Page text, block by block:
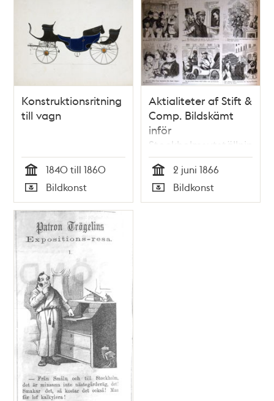
Konstruktionsritning
till vagn
Tid
1840 till 1860
Typ
Bildkonst
Aktialiteter af Stift &
Comp. Bildskämt
inför
Stockholmsutställningen
1866 i. Litografi i Ny
Illustrerad Tidning,
nr 22 den 2 juni 1866
Tid
2 juni 1866
Typ
Bildkonst